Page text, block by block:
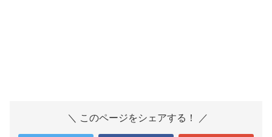
＼ このページをシェアする！ ／